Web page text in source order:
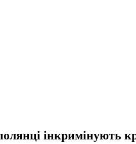
інкримінують